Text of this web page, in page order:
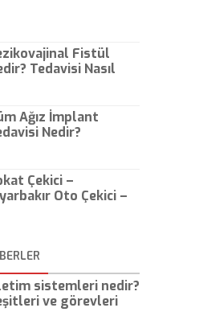
Fistül
Tedavisi Nasıl
Ağız İmplant
Nedir?
Çekici –
Oto Çekici –
sistemleri nedir?
ve görevleri